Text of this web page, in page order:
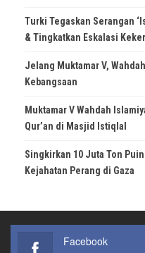
Turki Tegaskan Serangan
& Tingkatkan Eskalasi
Jelang Muktamar V,
Kebangsaan
Muktamar V Wahdah
Qur’an di Masjid Istiqlal
Singkirkan 10 Juta Ton
Kejahatan Perang di Gaza
Facebook